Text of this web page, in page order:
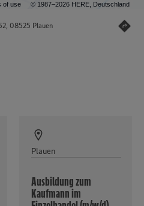
of use © 1987–2026 HERE, Deutschland
08525 Plauen
Plauen
Ausbildung zum
Kaufmann im